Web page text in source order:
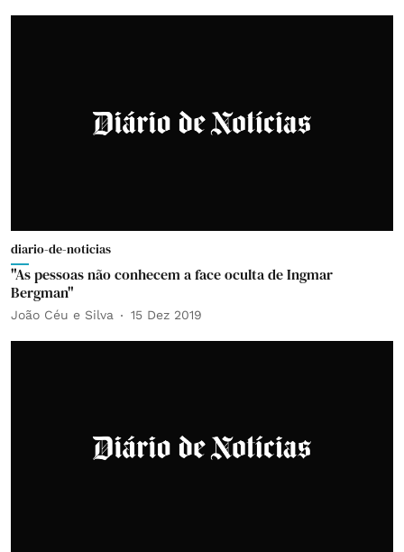
diario-de-noticias
"As pessoas não conhecem a face oculta de Ingmar
Bergman"
João Céu e Silva 15 Dez 2019